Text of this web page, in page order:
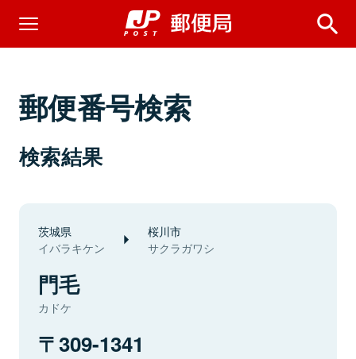
郵便番号検索
検索結果
茨城県
イバラキケン
桜川市
サクラガワシ
門毛
カドケ
309-1341